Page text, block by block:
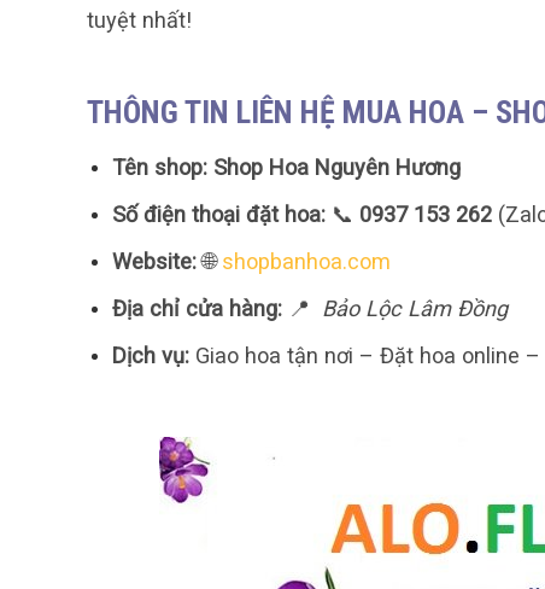
tuyệt nhất!
THÔNG TIN LIÊN HỆ MUA HOA –
Tên shop: Shop Hoa Nguyên Hương
Số điện thoại đặt hoa:📞 0937 153 262
Website:🌐shopbanhoa.com
Địa chỉ cửa hàng:📍
Bảo Lộc Lâm Đồng
Dịch vụ:Giao hoa tận nơi – Đặt hoa online